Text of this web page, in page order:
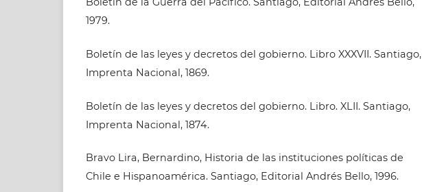
1979.
Boletín de las leyes y decretos del gobierno. Libro XXXVII. Santiago,
Imprenta Nacional, 1869.
Boletín de las leyes y decretos del gobierno. Libro. XLII. Santiago,
Imprenta Nacional, 1874.
Bravo Lira, Bernardino, Historia de las instituciones políticas de
Chile e Hispanoamérica. Santiago, Editorial Andrés Bello, 1996.